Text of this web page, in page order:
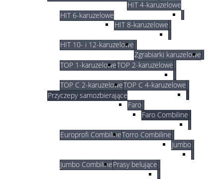
HIT 4-karuzelowe
HIT 6-karuzelowe
HIT 8-karuzelowe
HIT 10- i 12-karuzelowe
Zgrabiarki karuzelowe
TOP 1-karuzeloweTOP 2-karuzelowe
TOP C 2-karuzeloweTOP C 4-karuzelowe
Przyczepy samozbierające
Faro
Faro Combiline
Europrofi CombilineTorro Combiline
Jumbo
Jumbo CombilinePrasy belujące